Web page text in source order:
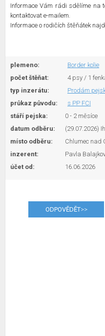
Informace Vám rádi sdělíme na
kontaktovat e-mailem.
Informace o rodičích štěňátek
plemeno:
Border kolie
počet štěňat:
4 psy / 1
typ inzerátu:
Prodám
průkaz původu:
s PP FCI
stáří pejska:
0 - 2 měsíce
datum odběru:
(29.07.2026)
místo odběru:
Chlumec nad
inzerent:
Pavla
účet od:
16.06.2026
ODPOVĚDĚT>>